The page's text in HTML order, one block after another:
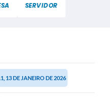
SERVIDOR
13 DE JANEIRO DE 2026